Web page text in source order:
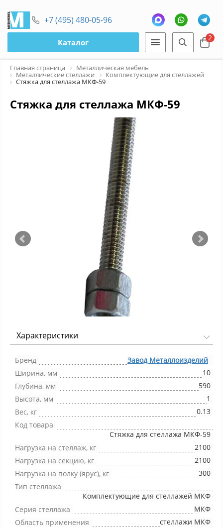
+7 (495) 480-05-96
Каталог 2
Главная страница Металлическая мебель
Металлические стеллажи Комплектующие для стеллажей
Стяжка для стеллажа МКФ-59
Стяжка для стеллажа МКФ-59
Характеристики
Бренд
Завод Металлоизделий
Ширина, мм
10
Глубина, мм
590
Высота, мм
1
Вес, кг
0.13
Код товара
Стяжка для стеллажа МКФ-59
Нагрузка на стеллаж, кг
2100
Нагрузка на секцию, кг
2100
Нагрузка на полку (ярус), кг
300
Тип стеллажа
Комплектующие для стеллажей МКФ
Серия стеллажа
МКФ
Область применения
стеллажи МКФ